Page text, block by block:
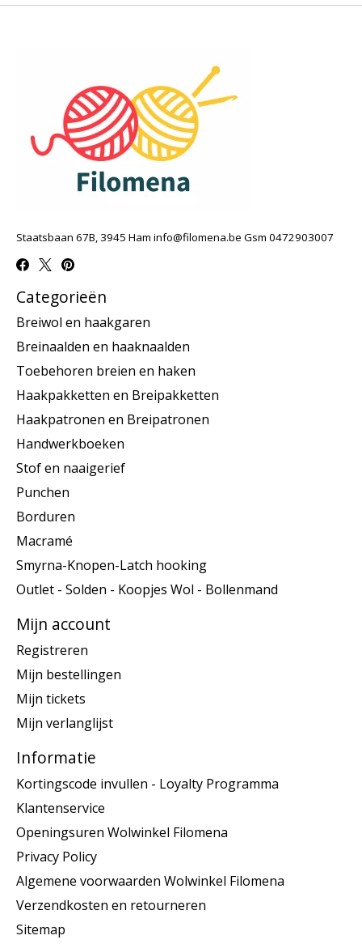
Staatsbaan 67B, 3945 Ham info@filomena.be Gsm 0472903007
Categorieën
Breiwol en haakgaren
Breinaalden en haaknaalden
Toebehoren breien en haken
Haakpakketten en Breipakketten
Haakpatronen en Breipatronen
Handwerkboeken
Stof en naaigerief
Punchen
Borduren
Macramé
Smyrna-Knopen-Latch hooking
Outlet - Solden - Koopjes Wol - Bollenmand
Mijn account
Registreren
Mijn bestellingen
Mijn tickets
Mijn verlanglijst
Informatie
Kortingscode invullen - Loyalty Programma
Klantenservice
Openingsuren Wolwinkel Filomena
Privacy Policy
Algemene voorwaarden Wolwinkel Filomena
Verzendkosten en retourneren
Sitemap